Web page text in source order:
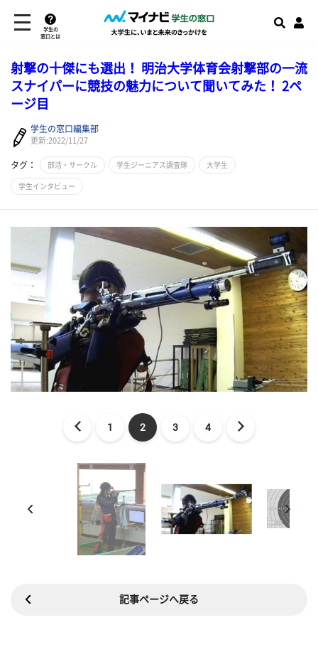
学生の
窓口とは
射撃の十傑にも選出！ 明治大学体育会射撃部の一流
スナイパーに競技の魅力について聞いてみた！ 2ペ
ージ目
学生の窓口編集部
更新:2022/11/27
タグ： 部活・サークル 学生ジーニアス調査隊 大学生
学生インタビュー
1 2 3 4
記事ページへ戻る